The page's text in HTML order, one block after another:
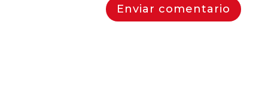
Enviar comentario